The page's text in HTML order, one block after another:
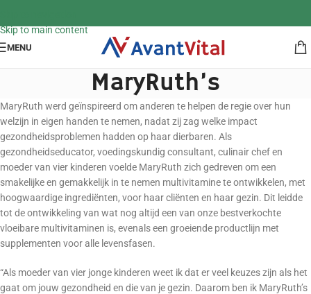
Skip to main content
MENU
MaryRuth’s
MaryRuth werd geïnspireerd om anderen te helpen de regie over hun
welzijn in eigen handen te nemen, nadat zij zag welke impact
gezondheidsproblemen hadden op haar dierbaren. Als
gezondheidseducator, voedingskundig consultant, culinair chef en
moeder van vier kinderen voelde MaryRuth zich gedreven om een
smakelijke en gemakkelijk in te nemen multivitamine te ontwikkelen, met
hoogwaardige ingrediënten, voor haar cliënten en haar gezin. Dit leidde
tot de ontwikkeling van wat nog altijd een van onze bestverkochte
vloeibare multivitaminen is, evenals een groeiende productlijn met
supplementen voor alle levensfasen.
“Als moeder van vier jonge kinderen weet ik dat er veel keuzes zijn als het
gaat om jouw gezondheid en die van je gezin. Daarom ben ik MaryRuth’s